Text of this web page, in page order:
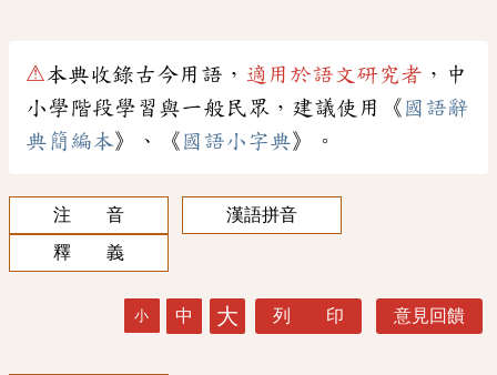
⚠本典收錄古今用語， 適用於語文研究者 ，中
小學階段學習與一般民眾，建議使用《 國語辭
典簡編本》、《 國語小字典》。
注 音
漢語拼音
釋 義
小 中 大 列 印 意見回饋